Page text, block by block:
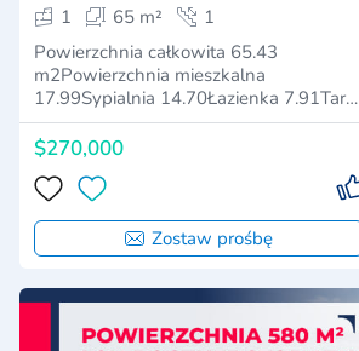
1
65 m²
1
Powierzchnia całkowita 65.43
m2Powierzchnia mieszkalna
17.99Sypialnia 14.70Łazienka 7.91Taras
25.45
$270,000
Zostaw prośbę